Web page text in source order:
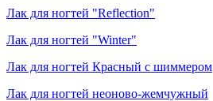
Лак для ногтей "Reflection"
Лак для ногтей "Winter"
Лак для ногтей Красный с шиммером
Лак для ногтей неоново-жемчужный